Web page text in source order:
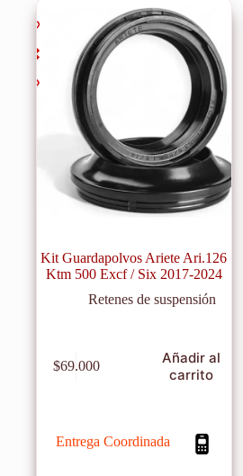
Kit Guardapolvos Ariete Ari.126
Ktm 500 Excf / Six 2017-2024
Retenes de suspensión
$69.000
Añadir al
carrito
Entrega Coordinada